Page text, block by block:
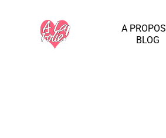
A PROPOS
BLOG